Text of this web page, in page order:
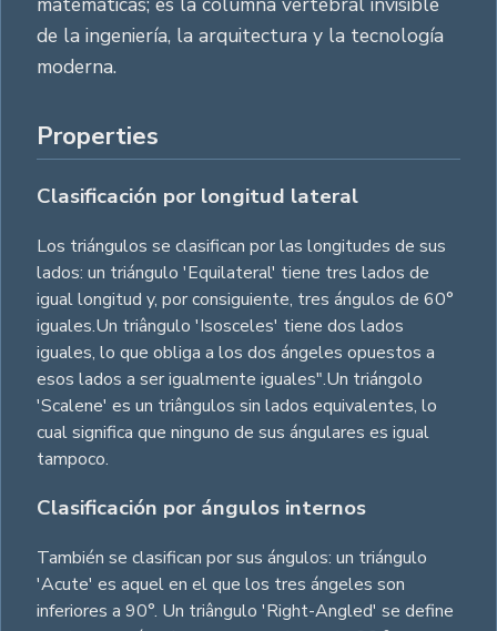
de la ingeniería, la arquitectura y la tecnología
moderna.
Properties
Clasificación por longitud lateral
Los triángulos se clasifican por las longitudes de sus
lados: un triángulo 'Equilateral' tiene tres lados de
igual longitud y, por consiguiente, tres ángulos de 60°
iguales.Un triângulo 'Isosceles' tiene dos lados
iguales, lo que obliga a los dos ángeles opuestos a
esos lados a ser igualmente iguales".Un triángolo
'Scalene' es un triângulos sin lados equivalentes, lo
cual significa que ninguno de sus ángulares es igual
tampoco.
Clasificación por ángulos internos
También se clasifican por sus ángulos: un triángulo
'Acute' es aquel en el que los tres ángeles son
inferiores a 90°. Un triângulo 'Right-Angled' se define